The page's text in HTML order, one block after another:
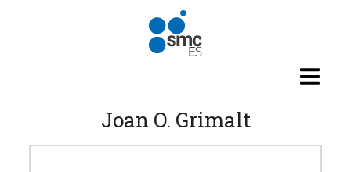
Pasar al contenido principal
Joan O. Grimalt